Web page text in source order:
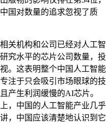
国对数量的追求忽视了质
机构和公司已经对人工智
究水平的芯片公司数量，投
。这表明整个中国人工智能
注于只会吸引市场眼球的技
产生利润缓慢的AI芯片。
，中国的人工智能产业几乎
，中国应该清楚地认识到它